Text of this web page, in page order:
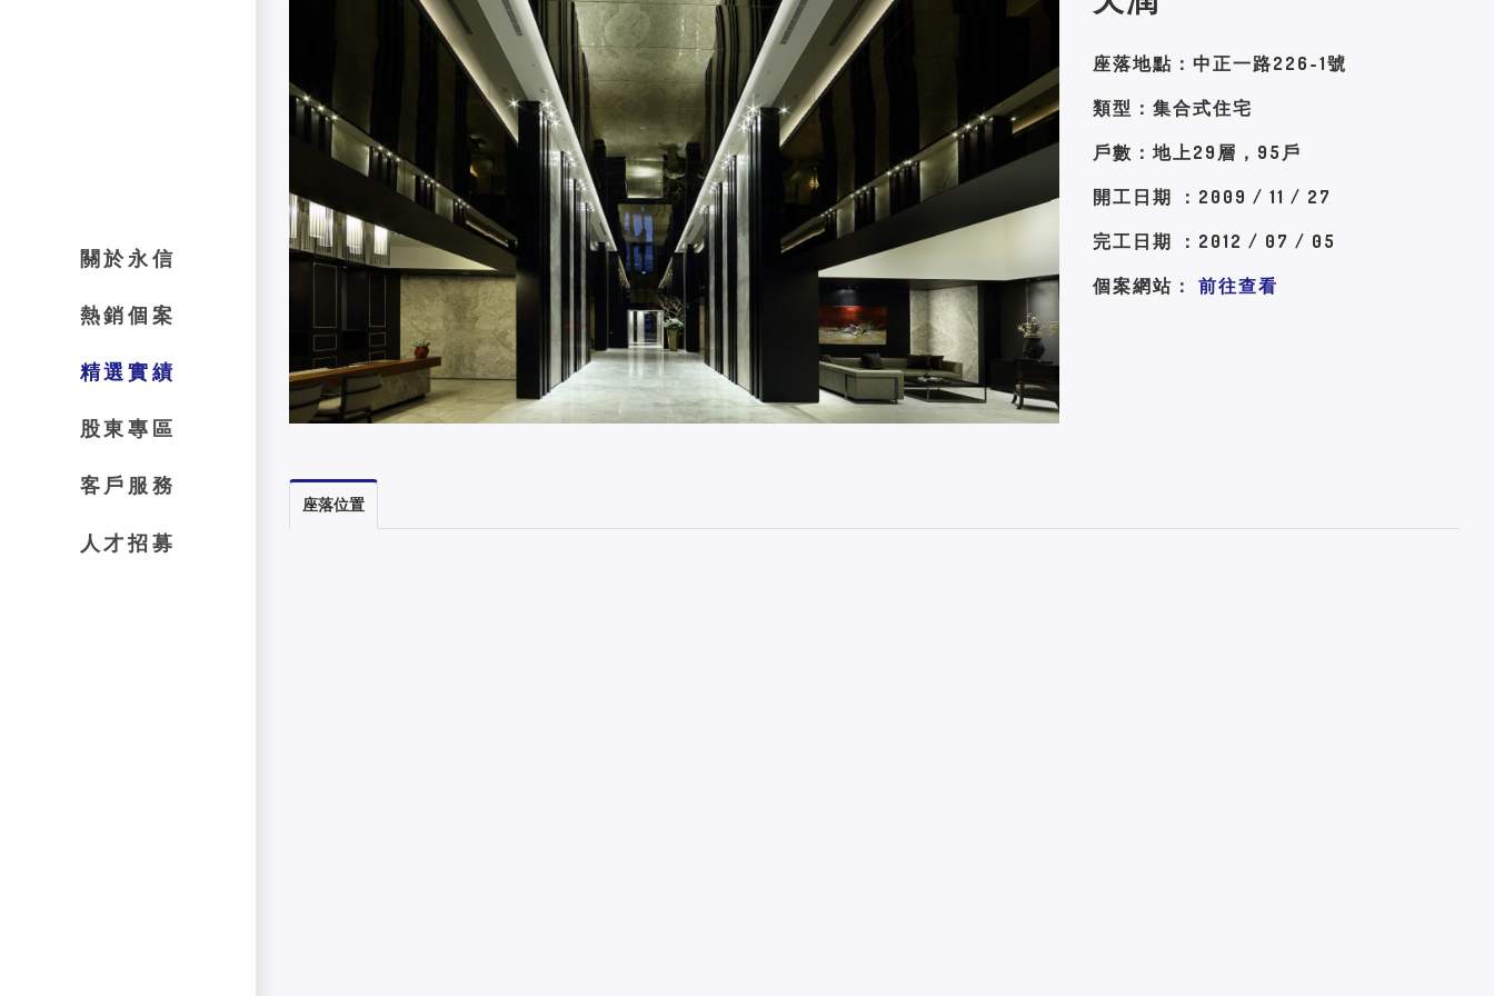
關於永信
熱銷個案
精選實績
股東專區
客戶服務
人才招募
座落地點：中正一路226-1號
類型：集合式住宅
戶數：地上29層，95戶
開工日期 ：2009 / 11 / 27
完工日期 ：2012 / 07 / 05
個案網站： 前往查看
座落位置